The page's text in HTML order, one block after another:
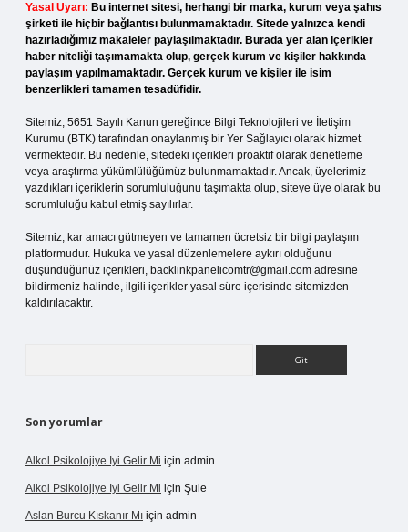
Yasal Uyarı: Bu internet sitesi, herhangi bir marka, kurum veya şahıs
şirketi ile hiçbir bağlantısı bulunmamaktadır. Sitede yalnızca kendi
hazırladığımız makaleler paylaşılmaktadır. Burada yer alan içerikler
haber niteliği taşımamakta olup, gerçek kurum ve kişiler hakkında
paylaşım yapılmamaktadır. Gerçek kurum ve kişiler ile isim
benzerlikleri tamamen tesadüfidir.
Sitemiz, 5651 Sayılı Kanun gereğince Bilgi Teknolojileri ve İletişim
Kurumu (BTK) tarafından onaylanmış bir Yer Sağlayıcı olarak hizmet
vermektedir. Bu nedenle, sitedeki içerikleri proaktif olarak denetleme
veya araştırma yükümlülüğümüz bulunmamaktadır. Ancak, üyelerimiz
yazdıkları içeriklerin sorumluluğunu taşımakta olup, siteye üye olarak bu
sorumluluğu kabul etmiş sayılırlar.
Sitemiz, kar amacı gütmeyen ve tamamen ücretsiz bir bilgi paylaşım
platformudur. Hukuka ve yasal düzenlemelere aykırı olduğunu
düşündüğünüz içerikleri, backlinkpanelicomtr@gmail.com adresine
bildirmeniz halinde, ilgili içerikler yasal süre içerisinde sitemizden
kaldırılacaktır.
Son yorumlar
Alkol Psikolojiye Iyi Gelir Mi için admin
Alkol Psikolojiye Iyi Gelir Mi için Şule
Aslan Burcu Kıskanır Mı için admin